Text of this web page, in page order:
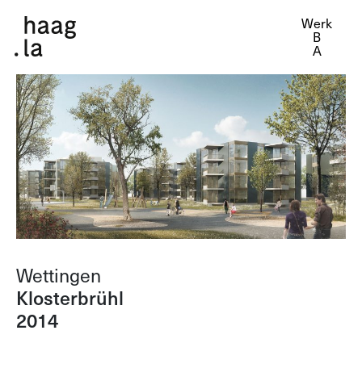
Werk
Wettingen
Klosterbrühl
2014